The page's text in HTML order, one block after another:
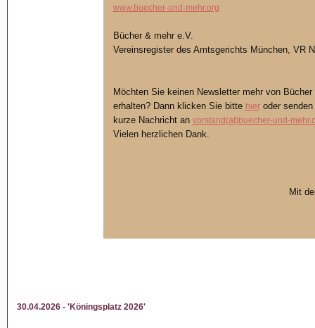
www.buecher-und-mehr.org
Bücher & mehr e.V.
Vereinsregister des Amtsgerichts München, VR
Möchten Sie keinen Newsletter mehr von
erhalten? Dann klicken Sie bitte hieroder senden
kurze Nachricht an vorstand(at)buecher-und-
Vielen herzlichen Dank.
Mit
30.04.2026 - 'Köningsplatz 2026'